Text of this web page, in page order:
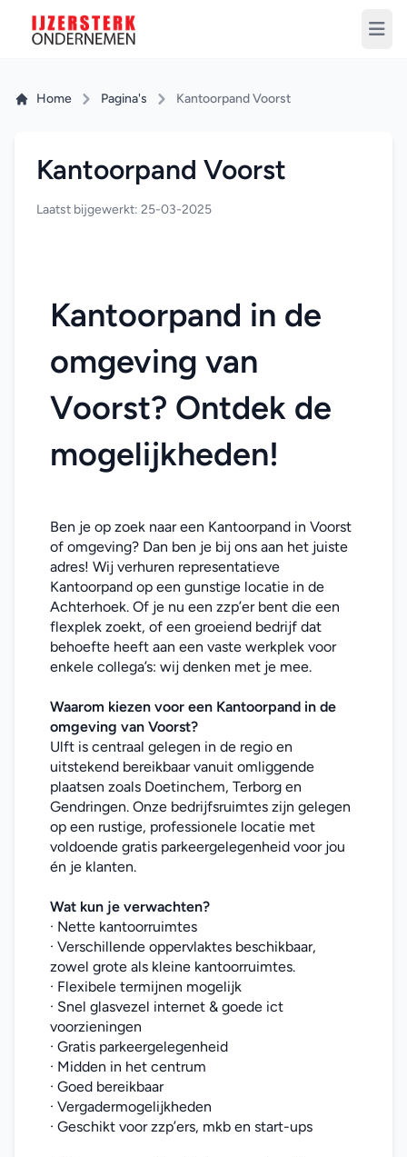
Home Pagina's Kantoorpand Voorst
Kantoorpand Voorst
Laatst bijgewerkt: 25-03-2025
Kantoorpand in de
omgeving van
Voorst? Ontdek de
mogelijkheden!
Ben je op zoek naar een Kantoorpand in Voorst
of omgeving? Dan ben je bij ons aan het juiste
adres! Wij verhuren representatieve
Kantoorpand op een gunstige locatie in de
Achterhoek. Of je nu een zzp’er bent die een
flexplek zoekt, of een groeiend bedrijf dat
behoefte heeft aan een vaste werkplek voor
enkele collega’s: wij denken met je mee.
Waarom kiezen voor een Kantoorpand in de
omgeving van Voorst?
Ulft is centraal gelegen in de regio en
uitstekend bereikbaar vanuit omliggende
plaatsen zoals Doetinchem, Terborg en
Gendringen. Onze bedrijfsruimtes zijn gelegen
op een rustige, professionele locatie met
voldoende gratis parkeergelegenheid voor jou
én je klanten.
Wat kun je verwachten?
· Nette kantoorruimtes
· Verschillende oppervlaktes beschikbaar,
zowel grote als kleine kantoorruimtes.
· Flexibele termijnen mogelijk
· Snel glasvezel internet & goede ict
voorzieningen
· Gratis parkeergelegenheid
· Midden in het centrum
· Goed bereikbaar
· Vergadermogelijkheden
· Geschikt voor zzp’ers, mkb en start-ups